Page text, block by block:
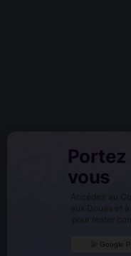
Portez
vous
Accédez au
aux Douas et
pour rester
Google